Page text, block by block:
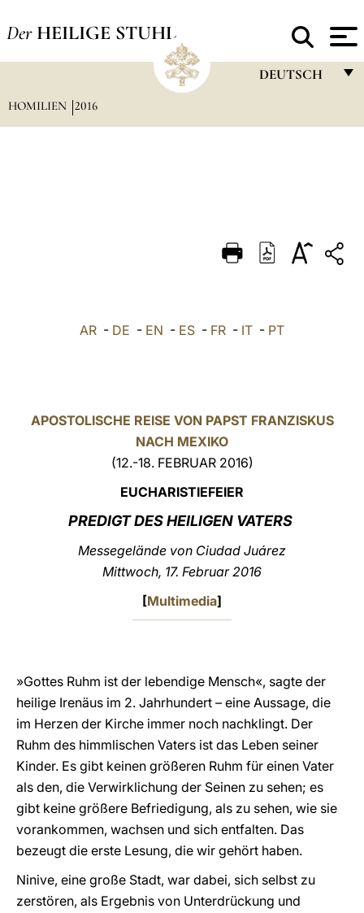
Der HEILIGE STUHL
DEUTSCH
DEUTSCH
العربيّة
HOMILIEN 2016
AR - DE - EN - ES - FR - IT - PT
APOSTOLISCHE REISE VON PAPST FRANZISKUS
NACH MEXIKO
(12.-18. FEBRUAR 2016)
EUCHARISTIEFEIER
PREDIGT DES HEILIGEN VATERS
Messegelände von Ciudad Juárez
Mittwoch, 17. Februar2016
[Multimedia]
»Gottes Ruhm ist der lebendige Mensch«, sagte der
heilige Irenäus im 2. Jahrhundert – eine Aussage, die
im Herzen der Kirche immer noch nachklingt. Der
Ruhm des himmlischen Vaters ist das Leben seiner
Kinder. Es gibt keinen größeren Ruhm für einen Vater
als den, die Verwirklichung der Seinen zu sehen; es
gibt keine größere Befriedigung, als zu sehen, wie sie
vorankommen, wachsen und sich entfalten. Das
bezeugt die erste Lesung, die wir gehört haben.
Ninive, eine große Stadt, war dabei, sich selbst zu
zerstören, als Ergebnis von Unterdrückung und